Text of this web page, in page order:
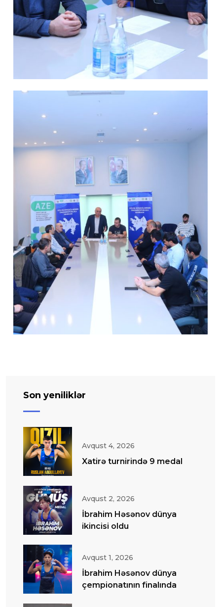
Son yeniliklər
Avqust 4, 2026
Xatirə turnirində 9 medal
Avqust 2, 2026
İbrahim Həsənov dünya
ikincisi oldu
Avqust 1, 2026
İbrahim Həsənov dünya
çempionatının finalında